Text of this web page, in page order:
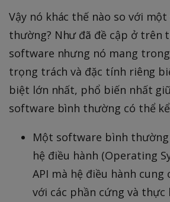
Vậy nó khác thế nào so với
thường? Như đã đề cập ở trên
software nhưng nó mang
trọng trách và đặc tính riêng
biệt lớn nhất, phổ biến nhất
software bình thường có thể
Một software bình
hệ điều hành (Operating
API mà hệ điều hành
với các phần cứng và thực